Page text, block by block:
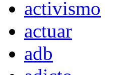
activismo
actuar
adb